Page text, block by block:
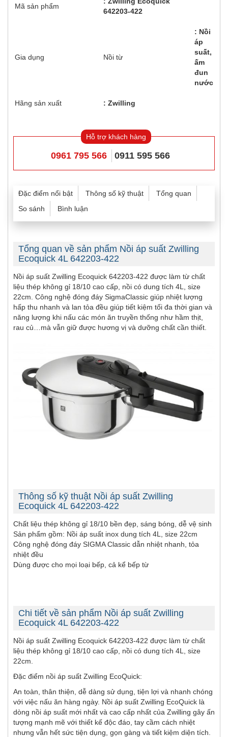
Mã sản phẩm
642203-422
Gia dụng Nồi từ
Nồi
áp
suất,
ấm
đun
nước
Hãng sản xuất Zwilling
Hỗ trợ khách hàng
0961 795 566 0911 595 566
Đặc điểm nổi bật Thông số kỹ thuật
Tổng quan
So sánh
Bình luận
Tổng quan về sản phẩm Nồi áp suất Zwilling
Ecoquick 4L 642203-422
Nồi áp suất Zwilling Ecoquick 642203-422 được làm từ chất
liệu thép không gỉ 18/10 cao cấp, nồi có dung tích 4L, size
22cm. Công nghệ đóng đáy SigmaClassic giúp nhiệt lượng
hấp thu nhanh và lan tỏa đều giúp tiết kiệm tối đa thời gian và
năng lượng khi nấu các món ăn truyền thống như hầm thịt,
rau củ…mà vẫn giữ được hương vị và dưỡng chất cần thiết.
Thông số kỹ thuật Nồi áp suất Zwilling
Ecoquick 4L 642203-422
Chất liệu thép không gỉ 18/10 bền đẹp, sáng bóng, dễ vệ sinh
Sản phẩm gồm: Nồi áp suất inox dung tích 4L, size 22cm
Công nghệ đóng đáy SIGMA Classic dẫn nhiệt nhanh, tỏa
nhiệt đều
Dùng được cho mọi loại bếp, cả kể bếp từ
Chi tiết về sản phẩm Nồi áp suất Zwilling
Ecoquick 4L 642203-422
Nồi áp suất Zwilling Ecoquick 642203-422 được làm từ chất
liệu thép không gỉ 18/10 cao cấp, nồi có dung tích 4L, size
22cm.
Đặc điểm nồi áp suất Zwilling EcoQuick:
An toàn, thân thiện, dễ dàng sử dụng, tiện lợi và nhanh chóng
với việc nấu ăn hàng ngày. Nồi áp suất Zwilling EcoQuick là
dòng nồi áp suất mới nhất và cao cấp nhất của Zwilling gây ấn
tượng mạnh mẽ với thiết kế độc đáo, tay cầm cách nhiệt
nhưng vẫn hết sức tiện dụng, gọn gàng và tiết kiệm diện tích.